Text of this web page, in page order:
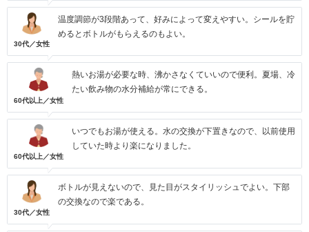
30代／女性
温度調節が3段階あって、好みによって変えやすい。シールを貯
めるとボトルがもらえるのもよい。
60代以上／女性
熱いお湯が必要な時、沸かさなくていいので便利。夏場、冷
たい飲み物の水分補給が常にできる。
60代以上／女性
いつでもお湯が使える。水の交換が下置きなので、以前使用
していた時より楽になりました。
30代／女性
ボトルが見えないので、見た目がスタイリッシュでよい。下部
の交換なので楽である。